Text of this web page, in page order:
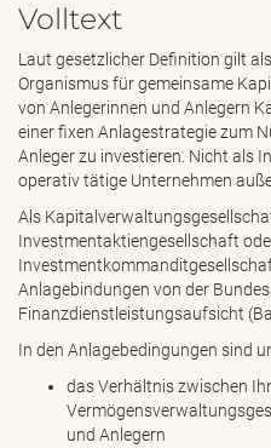
Volltext
Laut gesetzlicher Definition gilt
Organismus für gemeinsame
von Anlegerinnen und Anlegern
einer fixen Anlagestrategie zum
Anleger zu investieren. Nicht als
operativ tätige Unternehmen
Als
Investmentaktiengesellschaft
Anlagebindungen von der
Finanzdienstleistungsaufsicht
In den Anlagebedingungen sind
das Verhältnis zwischen
und Anlegern